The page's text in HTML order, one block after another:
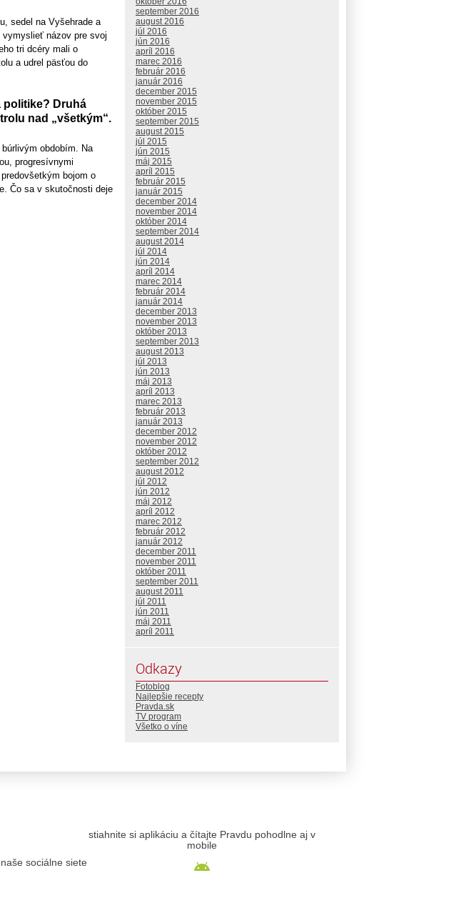
sedel na Vyšehrade a
názov pre svoj
tri dcéry mali o
a udrel päsťou do
politike? Druhá
nad „všetkým“.
obdobím. Na
progresívnymi
bojom o
Čo sa v skutočnosti deje
september 2016
august 2016
júl 2016
jún 2016
apríl 2016
marec 2016
február 2016
január 2016
december 2015
november 2015
október 2015
september 2015
august 2015
júl 2015
jún 2015
máj 2015
apríl 2015
február 2015
január 2015
december 2014
november 2014
október 2014
september 2014
august 2014
júl 2014
jún 2014
apríl 2014
marec 2014
február 2014
január 2014
december 2013
november 2013
október 2013
september 2013
august 2013
júl 2013
jún 2013
máj 2013
apríl 2013
marec 2013
február 2013
január 2013
december 2012
november 2012
október 2012
september 2012
august 2012
júl 2012
jún 2012
máj 2012
apríl 2012
marec 2012
február 2012
január 2012
december 2011
november 2011
október 2011
september 2011
august 2011
júl 2011
jún 2011
máj 2011
apríl 2011
Odkazy
Fotoblog
Najlepšie recepty
Pravda.sk
TV program
Všetko o víne
sociálne siete
stiahnite si aplikáciu a čítajte Pravdu pohodlne aj v
mobile